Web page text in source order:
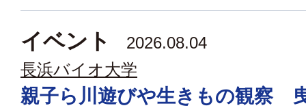
イベント
2026.08.04
長浜バイオ大学
親子ら川遊びや生きもの観察